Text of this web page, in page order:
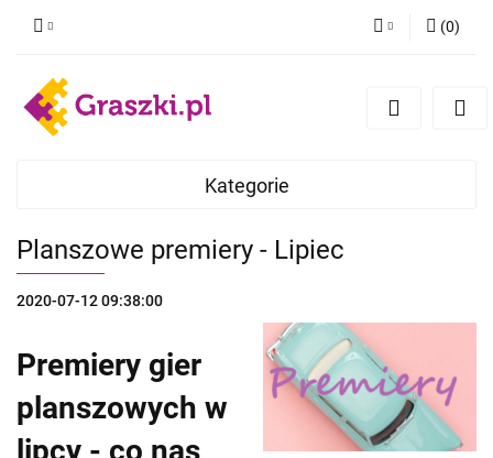
Zarejestruj się
(0)
Kategorie
Planszowe premiery - Lipiec
2020-07-12 09:38:00
Premiery gier
planszowych w